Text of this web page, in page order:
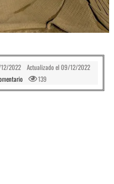
2022 Actualizado el09/12/2022
139